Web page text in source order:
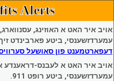
Alerts
אויב איר האט א האוזינג,
עמערדזשענסי, ביטע פארבינדט
דעפארטמענט פון סאושעל
אויב איר האט א לעבנס-דראענדע
עמערדזשענסי, ביטע רופט 911.